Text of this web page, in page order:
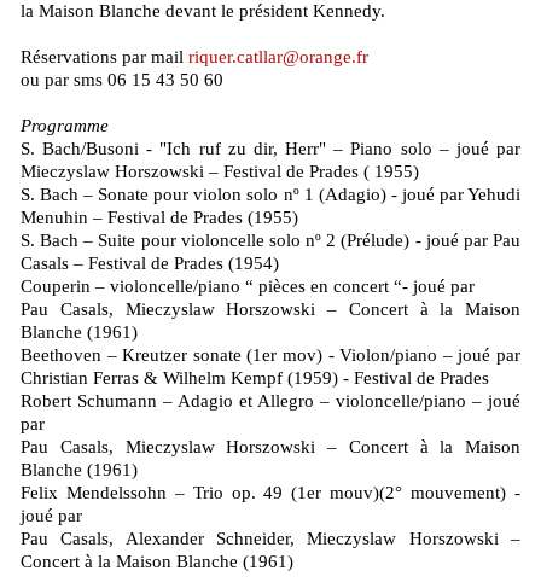
la Maison Blanche devant le président Kennedy.
Réservations par mail riquer.catllar@orange.fr
ou par sms 06 15 43 50 60
Programme
S. Bach/Busoni - "Ich ruf zu dir, Herr" – Piano solo – joué par
Mieczyslaw Horszowski – Festival de Prades ( 1955)
S. Bach – Sonate pour violon solo nº 1 (Adagio) - joué par Yehudi
Menuhin – Festival de Prades (1955)
S. Bach – Suite pour violoncelle solo nº 2 (Prélude) - joué par Pau
Casals – Festival de Prades (1954)
Couperin – violoncelle/piano “ pièces en concert “- joué par
Pau Casals, Mieczyslaw Horszowski – Concert à la Maison
Blanche (1961)
Beethoven – Kreutzer sonate (1er mov) - Violon/piano – joué par
Christian Ferras & Wilhelm Kempf (1959) - Festival de Prades
Robert Schumann – Adagio et Allegro – violoncelle/piano – joué
par
Pau Casals, Mieczyslaw Horszowski – Concert à la Maison
Blanche (1961)
Felix Mendelssohn – Trio op. 49 (1er mouv)(2° mouvement) -
joué par
Pau Casals, Alexander Schneider, Mieczyslaw Horszowski –
Concert à la Maison Blanche (1961)